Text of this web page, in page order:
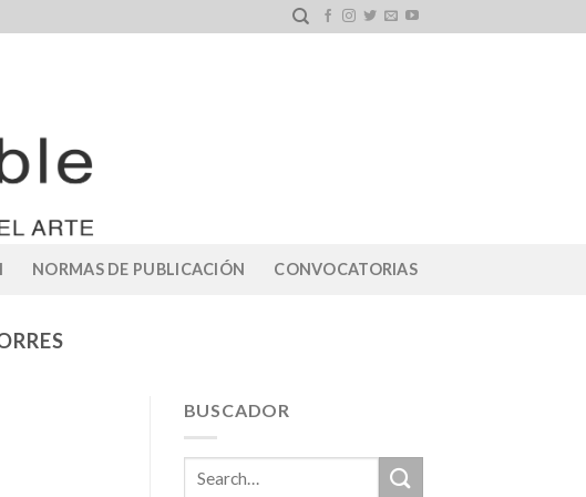
NORMAS DE PUBLICACIÓN CONVOCATORIAS
BUSCADOR